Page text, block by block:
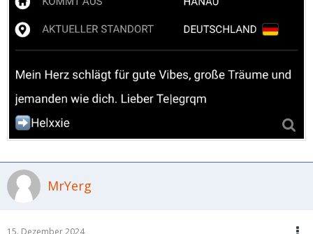
MrYerg
15. Dezember 2024